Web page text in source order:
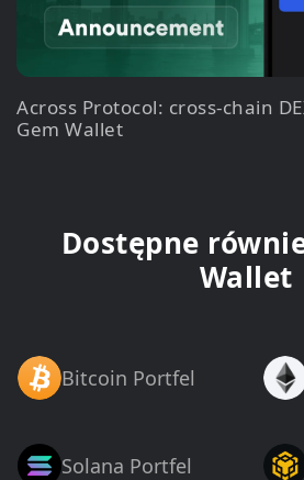
Across Protocol: cross-chain
Gem Wallet
Dostępne
Wallet
Bitcoin Portfel
Solana Portfel